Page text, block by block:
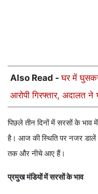
Also Read -घर में
आरोपी गिरफ्तार, अदालत ने
पिछले तीन दिनों में सरसों के भाव
है। आज की स्थिति पर नजर डालें
तक और नीचे आए हैं।
प्रमुख मंडियों में सरसों के भाव